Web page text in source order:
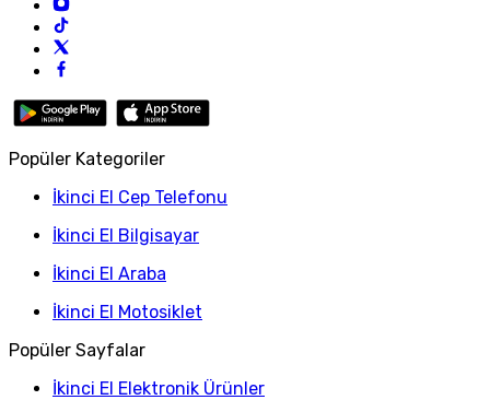
Popüler Kategoriler
İkinci El Cep Telefonu
İkinci El Bilgisayar
İkinci El Araba
İkinci El Motosiklet
Popüler Sayfalar
İkinci El Elektronik Ürünler